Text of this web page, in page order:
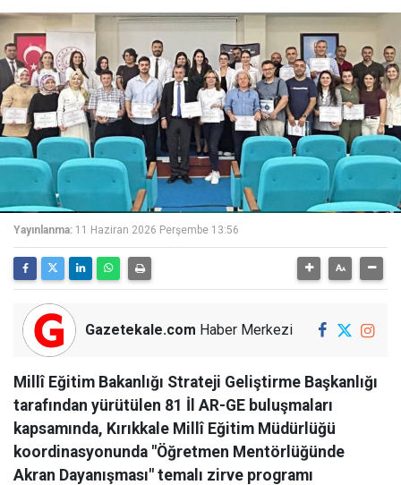
Yayınlanma: 11 Haziran 2026 Perşembe 13:56
Gazetekale.com Haber Merkezi
Millî Eğitim Bakanlığı Strateji Geliştirme Başkanlığı
tarafından yürütülen 81 İl AR-GE buluşmaları
kapsamında, Kırıkkale Millî Eğitim Müdürlüğü
koordinasyonunda "Öğretmen Mentörlüğünde
Akran Dayanışması" temalı zirve programı